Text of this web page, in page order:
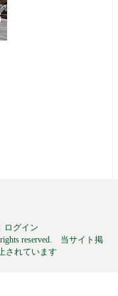
ログイン
reserved. 当サイト掲
されています